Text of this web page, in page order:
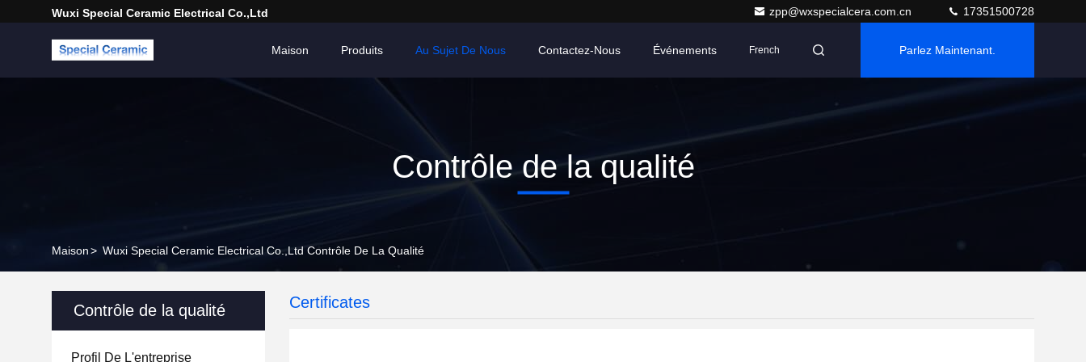
Wuxi Special Ceramic Electrical Co.,Ltd zpp@wxspecialcera.com.cn 17351500728
Maison Produits Au Sujet De Nous Contactez-Nous Événements French Parlez Maintenant.
Contrôle de la qualité
Maison> Wuxi Special Ceramic Electrical Co.,Ltd Contrôle De La Qualité
Contrôle de la qualité
Profil De L'entreprise
Certificates